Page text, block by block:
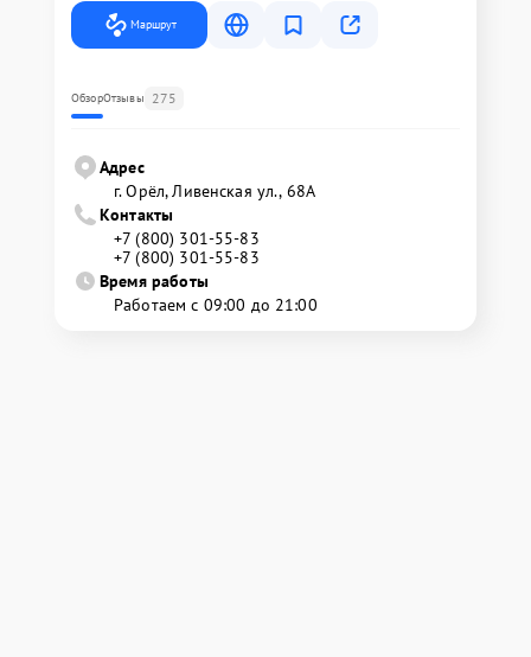
Маршрут
ОбзорОтзывы 275
Адрес
г. Орёл, Ливенская ул., 68А
Контакты
+7 (800) 301-55-83
+7 (800) 301-55-83
Время работы
Работаем с 09:00 до 21:00